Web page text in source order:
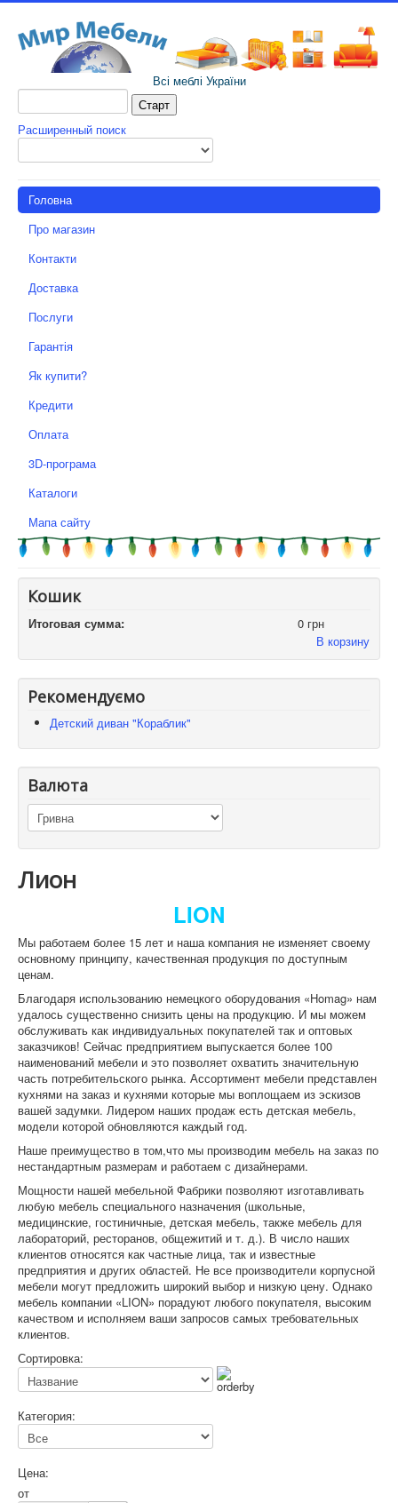
Всі меблі України
Расширенный поиск
Головна
Про магазин
Контакти
Доставка
Послуги
Гарантія
Як купити?
Кредити
Оплата
3D-програма
Каталоги
Мапа сайту
Кошик
Итоговая сумма:
0 грн
В корзину
Рекомендуємо
Детский диван "Кораблик"
Валюта
Лион
LION
Мы работаем более 15 лет и наша компания не изменяет своему
основному принципу, качественная продукция по доступным
ценам.
Благодаря использованию немецкого оборудования «Homag» нам
удалось существенно снизить цены на продукцию. И мы можем
обслуживать как индивидуальных покупателей так и оптовых
заказчиков! Сейчас предприятием выпускается более 100
наименований мебели и это позволяет охватить значительную
часть потребительского рынка. Ассортимент мебели представлен
кухнями на заказ и кухнями которые мы воплощаем из эскизов
вашей задумки. Лидером наших продаж есть детская мебель,
модели которой обновляются каждый год.
Наше преимущество в том,что мы производим мебель на заказ по
нестандартным размерам и работаем с дизайнерами.
Мощности нашей мебельной Фабрики позволяют изготавливать
любую мебель специального назначения (школьные,
медицинские, гостиничные, детская мебель, также мебель для
лабораторий, ресторанов, общежитий и т. д.). В число наших
клиентов относятся как частные лица, так и известные
предприятия и других областей. Не все производители корпусной
мебели могут предложить широкий выбор и низкую цену. Однако
мебель компании «LION» порадуют любого покупателя, высоким
качеством и исполняем ваши запросов самых требовательных
клиентов.
Сортировка:
Категория:
Цена:
от